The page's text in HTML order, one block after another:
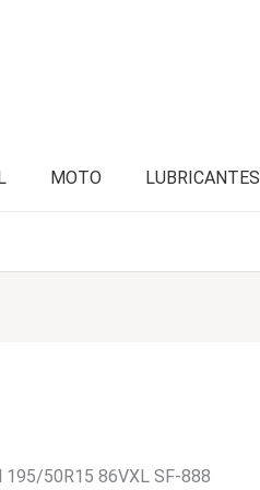
MOTO LUBRICANTES
50R15 86VXL SF-888